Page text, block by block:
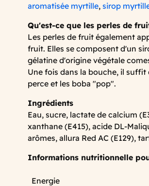
aromatisée myrtille, sirop
Qu'est-ce que les perles de
Les perles de fruit également
fruit. Elles se composent d'un
gélatine d'origine végétale
Une fois dans la bouche, il
perce et les boba "pop".
Ingrédients
Eau, sucre, lactate de calcium
xanthane (E415), acide DL-
arômes, allura Red AC (E129),
Informations nutritionnelle
Energie